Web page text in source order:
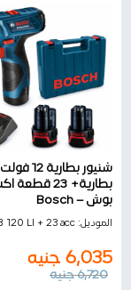
بطارية+ 23
بوش – Bosch
الموديل: 120 LI + 23 acc
6,035 جنيه
6,720 جنيه